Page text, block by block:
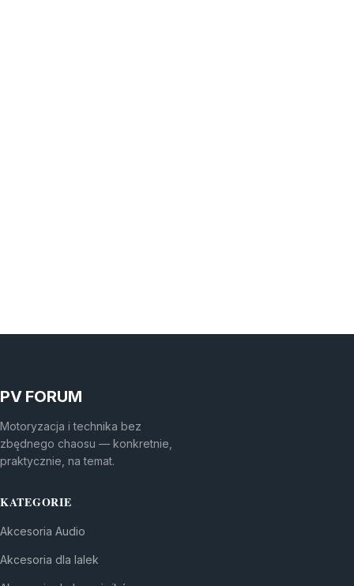
PV FORUM
Motoryzacja i technika bez
zbędnego chaosu — konkretnie,
praktycznie, na temat.
KATEGORIE
Akcesoria Audio
Akcesoria dla lalek